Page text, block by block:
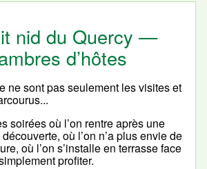
nid du Quercy —
d’hôtes
ne sont pas seulement les visites et
soirées où l’on rentre après une
où l’on n’a plus envie de
où l’on s’installe en terrasse face
profiter.